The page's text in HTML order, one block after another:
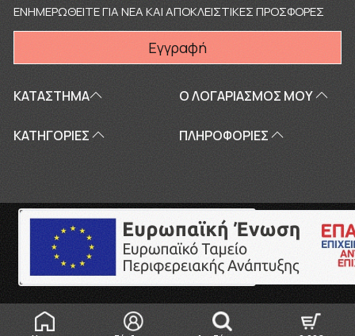
ΚΑΤΑΣΤΗΜΑ Ο ΛΟΓΑΡΙΑΣΜΌΣ ΜΟΥ
ΚΑΤΗΓΟΡΙΕΣ ΠΛΗΡΟΦΟΡΊΕΣ
ΕΝΗΜΕΡΩΘΕΙΤΕ ΓΙΑ ΝΕΑ ΚΑΙ ΑΠΟΚΛΕΙΣΤΙΚΕΣ ΠΡΟΣΦΟΡΕΣ
Εγγραφή
Copyright © 2026touriki.gr